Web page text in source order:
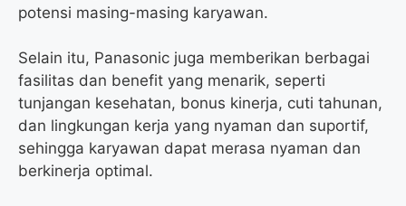
potensi masing-masing karyawan.
Selain itu, Panasonic juga memberikan berbagai
fasilitas dan benefit yang menarik, seperti
tunjangan kesehatan, bonus kinerja, cuti tahunan,
dan lingkungan kerja yang nyaman dan suportif,
sehingga karyawan dapat merasa nyaman dan
berkinerja optimal.